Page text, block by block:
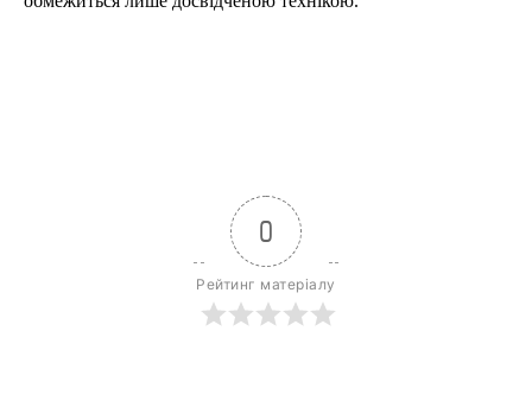
0
Рейтинг матеріалу